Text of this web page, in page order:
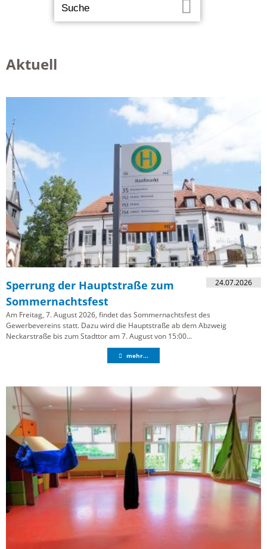
Aktuell
24.07.2026
Sperrung der Hauptstraße zum
Sommernachtsfest
Am Freitag, 7. August 2026, findet das Sommernachtsfest des
Gewerbevereins statt. Dazu wird die Hauptstraße ab dem Abzweig
Neckarstraße bis zum Stadttor am 7. August von 15:00...
mehr...